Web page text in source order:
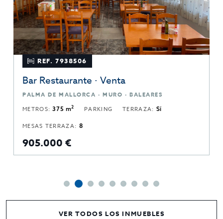
REF. 7938506
Bar Restaurante · Venta
PALMA DE MALLORCA · MURO · BALEARES
METROS:375 m2 PARKING TERRAZA: Sí
MESAS TERRAZA: 8
905.000 €
VER TODOS LOS INMUEBLES